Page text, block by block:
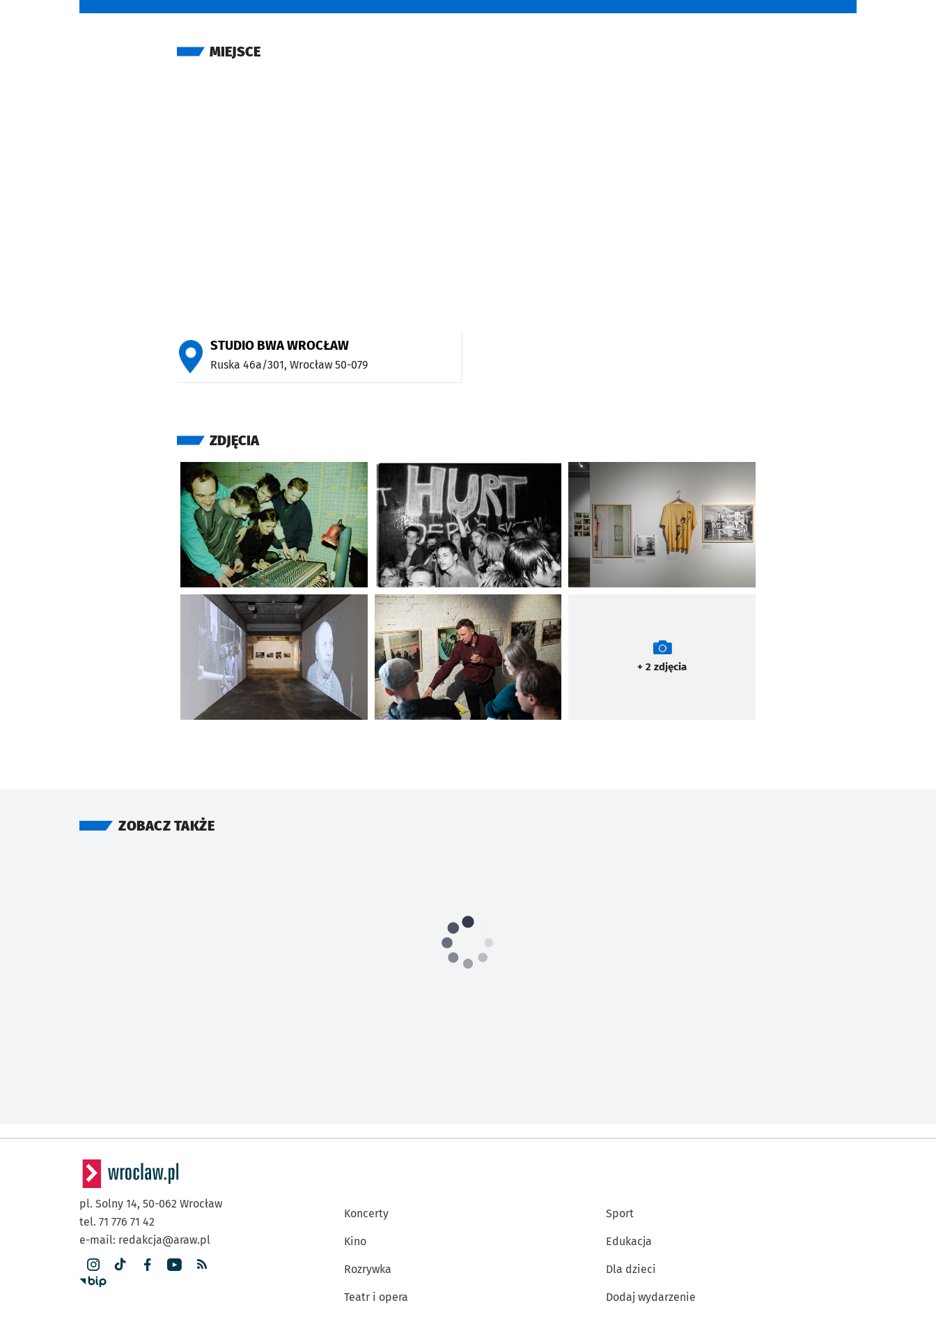
MIEJSCE
STUDIO BWA WROCŁAW
Ruska 46a/301, Wrocław 50-079
ZDJĘCIA
Kliknij, aby powiększyć Kliknij, aby powiększyć Kliknij, aby powiększyć
Kliknij, aby powiększyć Kliknij, aby powiększyć
+ 2zdjęcia
ZOBACZ TAKŻE
pl. Solny 14, 50-062 Wrocław
tel. 71 776 71 42
e-mail: redakcja@araw.pl
Koncerty
Kino
Rozrywka
Teatr i opera
Sport
Edukacja
Dla dzieci
Dodaj wydarzenie